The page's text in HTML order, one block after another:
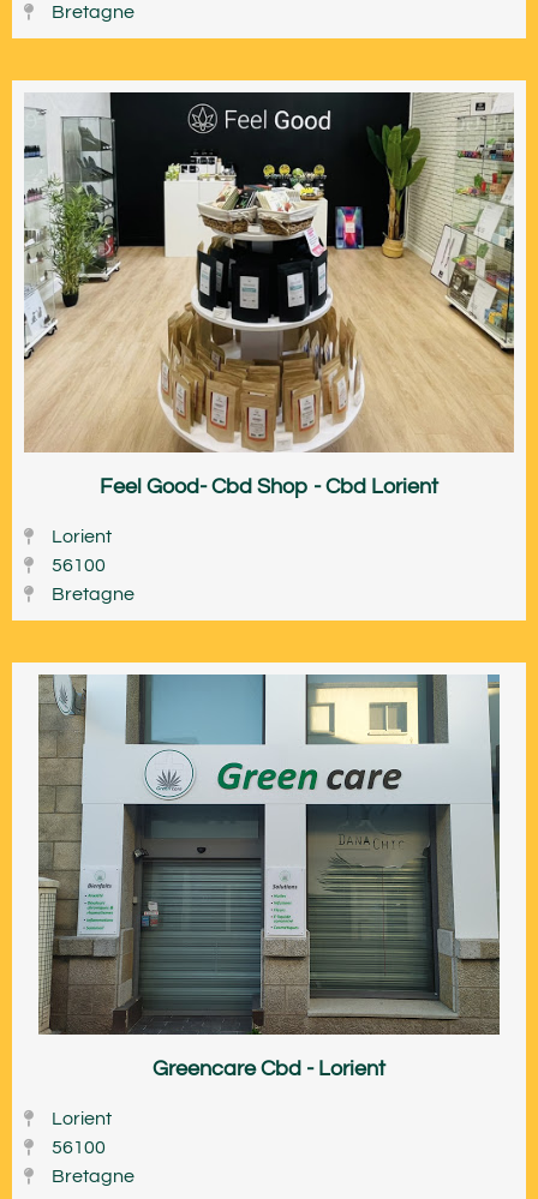
Bretagne
Feel Good- Cbd Shop - Cbd Lorient
Lorient
56100
Bretagne
Greencare Cbd - Lorient
Lorient
56100
Bretagne